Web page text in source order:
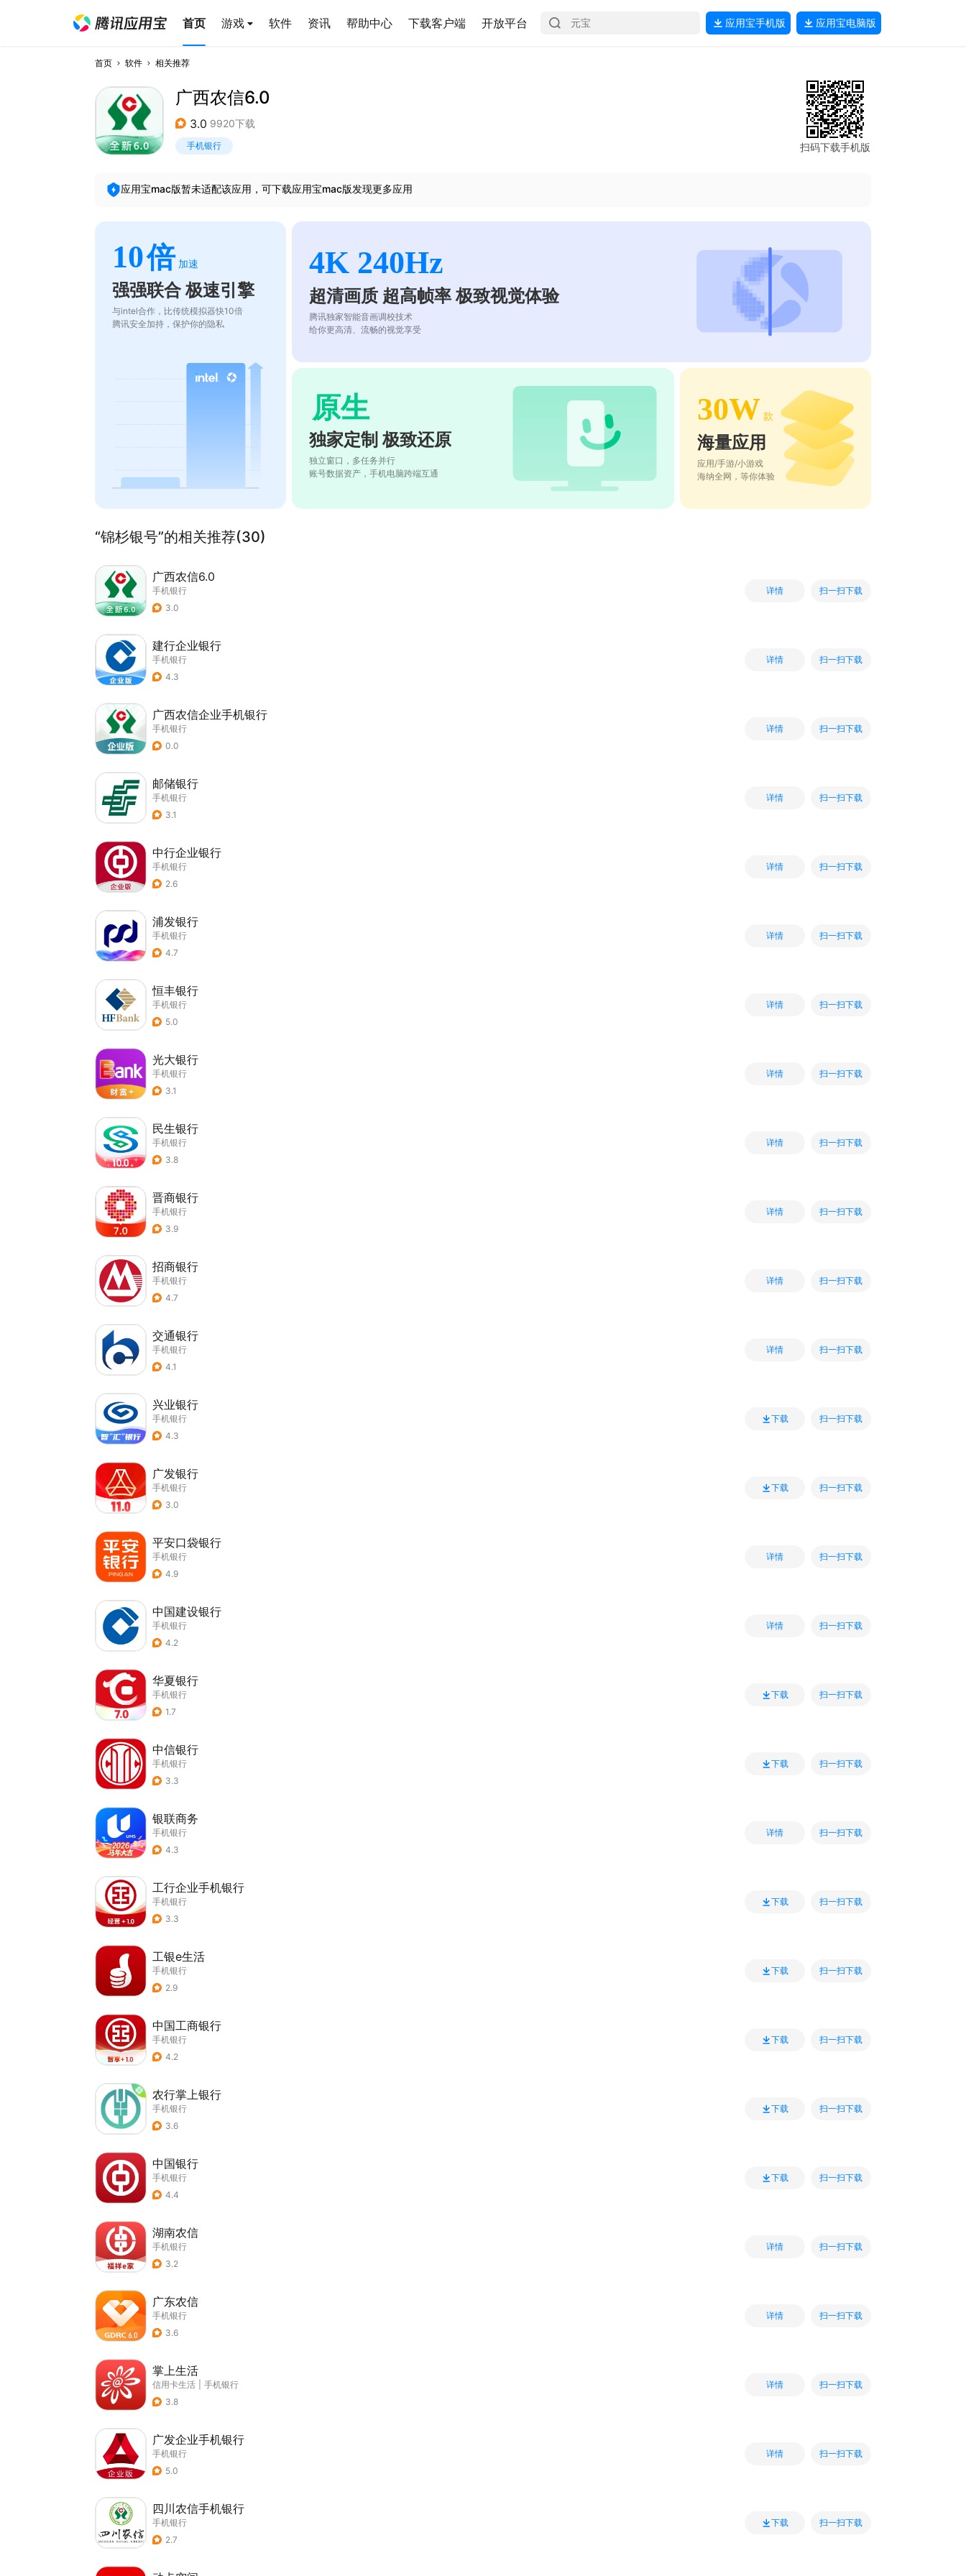
首页 游戏 软件 资讯 帮助中心 下载客户端 开放平台 应用宝手机版 应用宝电脑版
首页 软件 相关推荐
广西农信6.0
3.0 9920下载
手机银行 扫码下载手机版
应用宝mac版暂未适配该应用，可下载应用宝mac版发现更多应用
10倍 加速
强强联合 极速引擎
与intel合作，比传统模拟器快10倍
腾讯安全加持，保护你的隐私
4K 240Hz
超清画质 超高帧率 极致视觉体验
腾讯独家智能音画调校技术
给你更高清、流畅的视觉享受
原生
独家定制 极致还原
独立窗口，多任务并行
账号数据资产，手机电脑跨端互通
30W 款
海量应用
应用/手游/小游戏
海纳全网，等你体验
“锦杉银号”的相关推荐(30)
广西农信6.0
手机银行
3.0
详情 扫一扫下载
建行企业银行
手机银行
4.3
详情 扫一扫下载
广西农信企业手机银行
手机银行
0.0
详情 扫一扫下载
邮储银行
手机银行
3.1
详情 扫一扫下载
中行企业银行
手机银行
2.6
详情 扫一扫下载
浦发银行
手机银行
4.7
详情 扫一扫下载
恒丰银行
手机银行
5.0
详情 扫一扫下载
光大银行
手机银行
3.1
详情 扫一扫下载
民生银行
手机银行
3.8
详情 扫一扫下载
晋商银行
手机银行
3.9
详情 扫一扫下载
招商银行
手机银行
4.7
详情 扫一扫下载
交通银行
手机银行
4.1
详情 扫一扫下载
兴业银行
手机银行
4.3
下载 扫一扫下载
广发银行
手机银行
3.0
下载 扫一扫下载
平安口袋银行
手机银行
4.9
详情 扫一扫下载
中国建设银行
手机银行
4.2
详情 扫一扫下载
华夏银行
手机银行
1.7
下载 扫一扫下载
中信银行
手机银行
3.3
下载 扫一扫下载
银联商务
手机银行
4.3
详情 扫一扫下载
工行企业手机银行
手机银行
3.3
下载 扫一扫下载
工银e生活
手机银行
2.9
下载 扫一扫下载
中国工商银行
手机银行
4.2
下载 扫一扫下载
农行掌上银行
手机银行
3.6
下载 扫一扫下载
中国银行
手机银行
4.4
下载 扫一扫下载
湖南农信
手机银行
3.2
详情 扫一扫下载
广东农信
手机银行
3.6
详情 扫一扫下载
掌上生活
信用卡生活
手机银行
3.8
详情 扫一扫下载
广发企业手机银行
手机银行
5.0
详情 扫一扫下载
四川农信手机银行
手机银行
2.7
下载 扫一扫下载